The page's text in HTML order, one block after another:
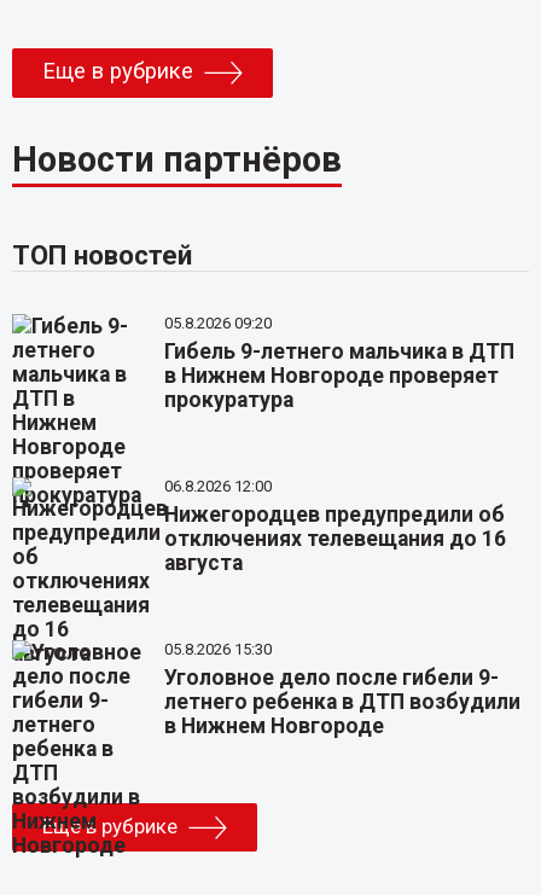
Еще в рубрике
Новости партнёров
ТОП новостей
05.8.2026 09:20
Гибель 9-летнего мальчика в ДТП
в Нижнем Новгороде проверяет
прокуратура
06.8.2026 12:00
Нижегородцев предупредили об
отключениях телевещания до 16
августа
05.8.2026 15:30
Уголовное дело после гибели 9-
летнего ребенка в ДТП возбудили
в Нижнем Новгороде
Еще в рубрике